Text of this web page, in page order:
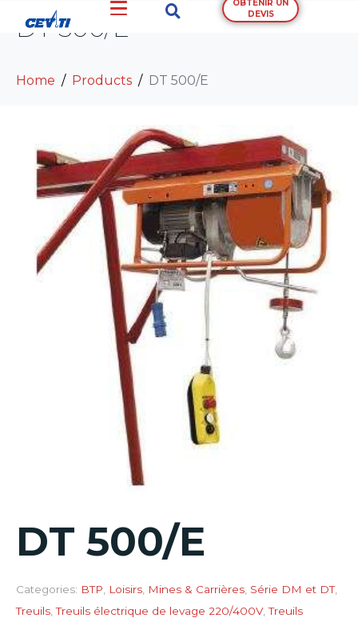
OBTENIR UN
DEVIS
DT 500/E
Home Products DT 500/E
DT 500/E
Categories: BTP Loisirs Mines & Carrières Série DM et DT,
Treuils ,Treuils électrique de levage 220/400V,Treuils